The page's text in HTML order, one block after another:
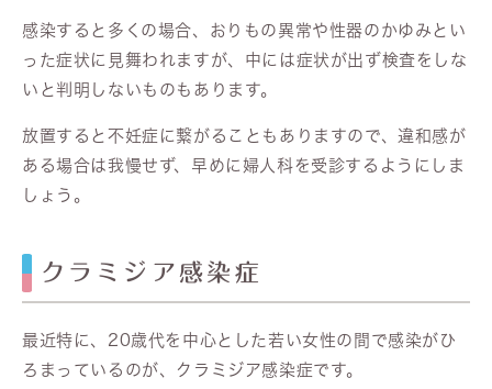
感染すると多くの場合、おりもの異常や性器のかゆみとい
った症状に見舞われますが、中には症状が出ず検査をしな
いと判明しないものもあります。
放置すると不妊症に繋がることもありますので、違和感が
ある場合は我慢せず、早めに婦人科を受診するようにしま
しょう。
クラミジア感染症
最近特に、20歳代を中心とした若い女性の間で感染がひ
ろまっているのが、クラミジア感染症です。